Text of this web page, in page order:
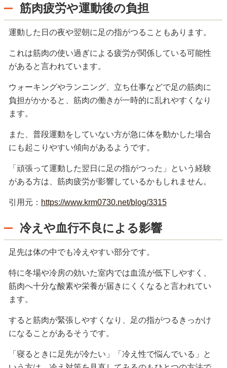
筋肉疲労や運動後の負担
運動した日の夜や翌朝に足の指がつることもあります。
これは筋肉の使い過ぎによる疲労が関係している可能性
があると言われています。
ウォーキングやランニング、立ち仕事などで足の筋肉に
負担がかかると、筋肉の働きが一時的に乱れやすくなり
ます。
また、普段運動をしていない方が急に体を動かした場合
にも起こりやすい傾向があるようです。
「頑張って運動した翌日に足の指がつった」という経験
がある方は、筋肉疲労が影響しているかもしれません。
引用元： https://www.krm0730.net/blog/3315
冷えや血行不良による影響
足先は体の中でも冷えやすい部分です。
特に冬場や冷房の効いた室内では血流が低下しやすく、
筋肉へ十分な酸素や栄養が届きにくくなると言われてい
ます。
すると筋肉が緊張しやすくなり、足の指がつるきっかけ
になることがあるそうです。
「寝るときに足先が冷たい」「冷え性で悩んでいる」と